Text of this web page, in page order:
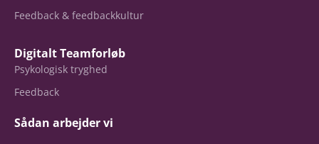
Feedback & feedbackkultur
Digitalt Teamforløb
Psykologisk tryghed
Feedback
Sådan arbejder vi